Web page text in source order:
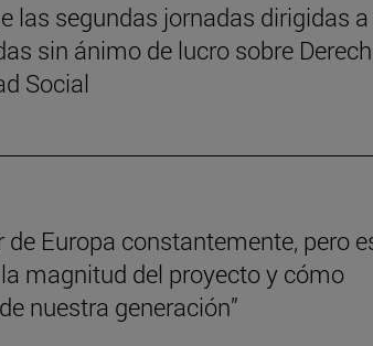
las segundas jornadas dirigidas
sin ánimo de lucro sobre
Social
de Europa constantemente, pero
magnitud del proyecto y cómo
nuestra generación”